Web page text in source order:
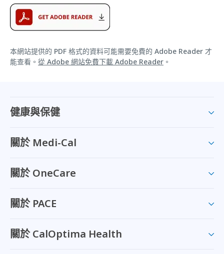
本網站提供的 PDF 格式的資料可能需要免費的 Adobe Reader 才
能查看。 從 Adobe 網站免費下載 Adobe Reader 。
健康與保健
關於 Medi-Cal
關於 OneCare
關於 PACE
關於 CalOptima Health